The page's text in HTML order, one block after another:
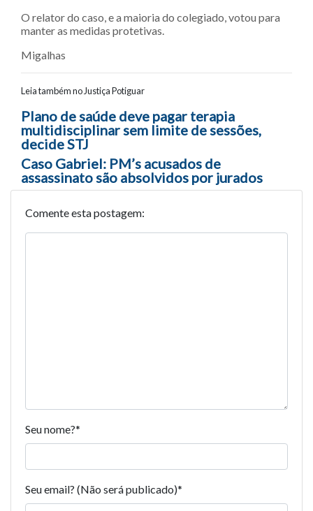
O relator do caso, e a maioria do colegiado, votou para
manter as medidas protetivas.
Migalhas
Leia também no Justiça Potiguar
Navegação entre posts
Plano de saúde deve pagar terapia
multidisciplinar sem limite de sessões,
decide STJ
Caso Gabriel: PM’s acusados de
assassinato são absolvidos por jurados
Comente esta postagem:
Seu nome?*
Seu email? (Não será publicado)*